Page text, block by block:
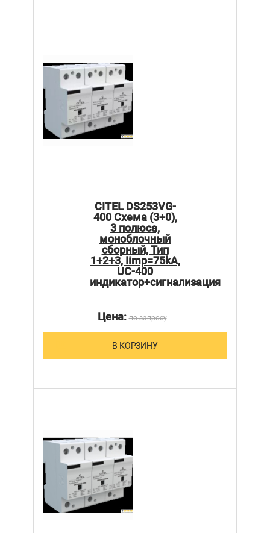
CITEL DS253VG-
400 Схема (3+0),
3 полюса,
моноблочный
сборный, Тип
1+2+3, Iimp=75kA,
UC-400
индикатор+сигнализация
Цена:по запросу
В КОРЗИНУ